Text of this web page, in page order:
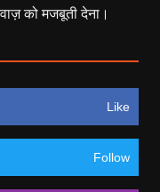
को मजबूती देना।
Like
Follow